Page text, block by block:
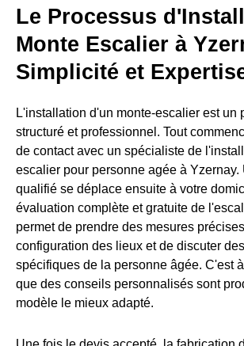
Le Processus
Monte Escalier à
Simplicité et
L'installation d'un monte-escalier est un
structuré et professionnel. Tout
de contact avec un spécialiste de
escalier pour personne agée à Yzernay.
qualifié se déplace ensuite à votre
évaluation complète et gratuite de
permet de prendre des mesures
configuration des lieux et de discuter
spécifiques de la personne âgée. C'est
que des conseils personnalisés sont
modèle le mieux adapté.